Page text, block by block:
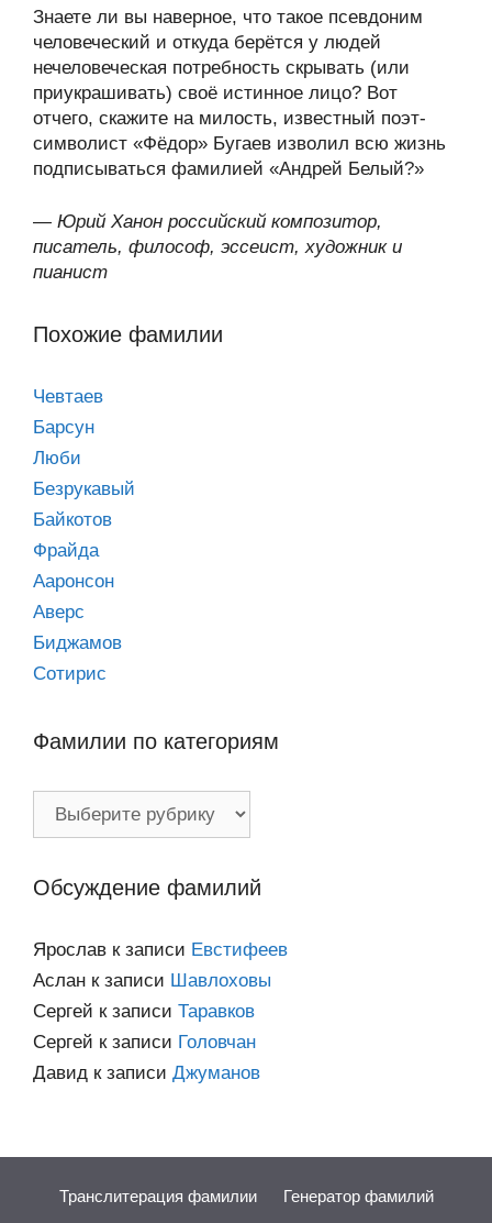
Знаете ли вы наверное, что такое псевдоним
человеческий и откуда берётся у людей
нечеловеческая потребность скрывать (или
приукрашивать) своё истинное лицо? Вот
отчего, скажите на милость, известный поэт-
символист «Фёдор» Бугаев изволил всю жизнь
подписываться фамилией «Андрей Белый?»
— Юрий Ханон российский композитор,
писатель, философ, эссеист, художник и
пианист
Похожие фамилии
Чевтаев
Барсун
Люби
Безрукавый
Байкотов
Фрайда
Ааронсон
Аверс
Биджамов
Сотирис
Фамилии по категориям
Фамилии
Обсуждение фамилий
Ярослав к записи Евстифеев
Аслан к записи Шавлоховы
Сергей к записи Таравков
Сергей к записи Головчан
Давид к записи Джуманов
Транслитерация фамилии
Генератор фамилий